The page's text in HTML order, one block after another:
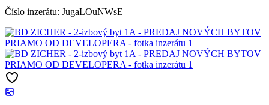
Číslo inzerátu: JugaLOuNWsE